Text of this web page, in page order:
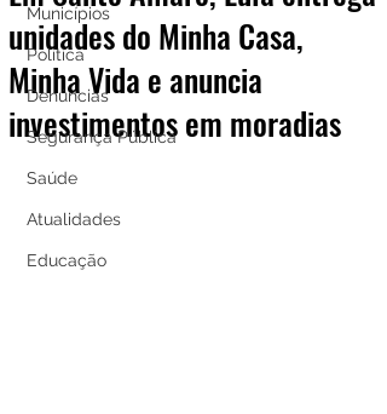
Municípios
Política
Denúncias
Segurança Pública
Saúde
Atualidades
Educação
unidades do Minha Casa,
Minha Vida e anuncia
investimentos em moradias